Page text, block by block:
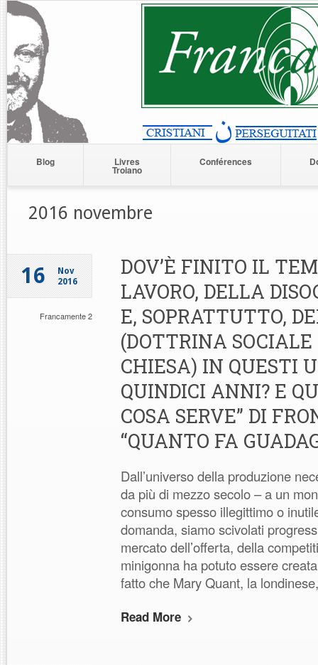
Blog Livres
Troiano
Conférences
2016 novembre
16
Nov
2016
Francamente 2
DOV’È FINITO IL
LAVORO, DELLA
E, SOPRATTUTTO,
(DOTTRINA
CHIESA) IN QUESTI
QUINDICI ANNI? E
COSA SERVE” DI
“QUANTO FA
Dall’universo della produzione
da più di mezzo secolo – a un
consumo spesso illegittimo o
domanda, siamo scivolati
mercato dell’offerta, della
minigonna ha potuto essere
fatto che Mary Quant, la
Read More